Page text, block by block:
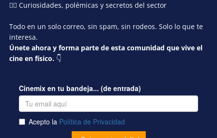
🕵️‍♂️ Curiosidades, polémicas y secretos del sector
Todo en un solo correo, sin spam, sin rodeos. Solo lo que te
interesa.
Únete ahora y forma parte de esta comunidad que vive el
cine en físico. 👇